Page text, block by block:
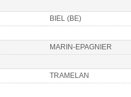
BIEL (BE)
MARIN-EPAGNIER
TRAMELAN